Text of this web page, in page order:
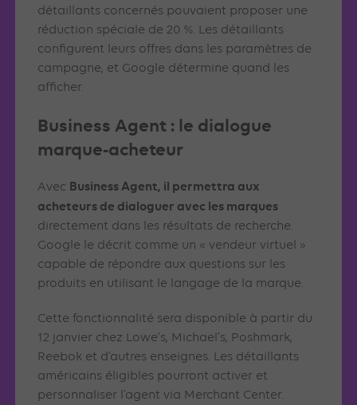
détaillants concernés pouvaient proposer une
réduction spéciale de 20 %. Les détaillants
configurent leurs offres dans les paramètres de
campagne, et Google détermine quand les
afficher.
Business Agent : le dialogue
marque-acheteur
Avec Business Agent, il permettra aux
acheteurs de dialoguer avec les marques
directement dans les résultats de recherche.
Google le décrit comme un « vendeur virtuel »
capable de répondre aux questions sur les
produits en utilisant le langage de la marque.
Cette fonctionnalité sera disponible à partir du
12 janvier chez Lowe’s, Michael’s, Poshmark,
Reebok et d’autres enseignes. Les détaillants
américains éligibles pourront activer et
personnaliser l’agent via Merchant Center.